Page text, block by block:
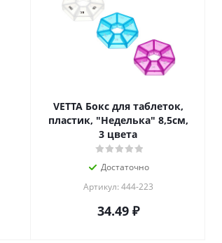
VETTA Бокс для таблеток,
пластик, "Неделька" 8,5см,
3 цвета
Достаточно
Артикул: 444-223
34.49₽